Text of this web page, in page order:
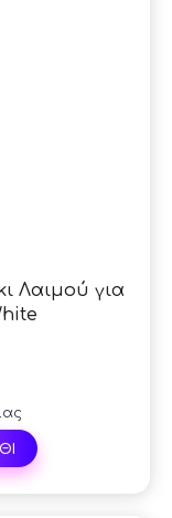
Λαιμού για